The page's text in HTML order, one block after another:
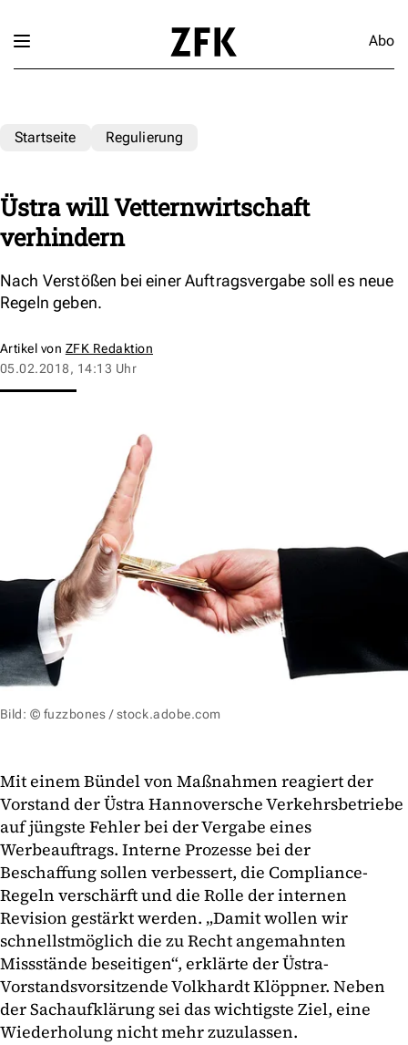
Abo
Startseite Regulierung
Üstra will Vetternwirtschaft
verhindern
Nach Verstößen bei einer Auftragsvergabe soll es neue
Regeln geben.
Artikel von ZFK Redaktion
05.02.2018, 14:13 Uhr
Bild: © fuzzbones / stock.adobe.com
Mit einem Bündel von Maßnahmen reagiert der
Vorstand der Üstra Hannoversche Verkehrsbetriebe
auf jüngste Fehler bei der Vergabe eines
Werbeauftrags. Interne Prozesse bei der
Beschaffung sollen verbessert, die Compliance-
Regeln verschärft und die Rolle der internen
Revision gestärkt werden. „Damit wollen wir
schnellstmöglich die zu Recht angemahnten
Missstände beseitigen“, erklärte der Üstra-
Vorstandsvorsitzende Volkhardt Klöppner. Neben
der Sachaufklärung sei das wichtigste Ziel, eine
Wiederholung nicht mehr zuzulassen.